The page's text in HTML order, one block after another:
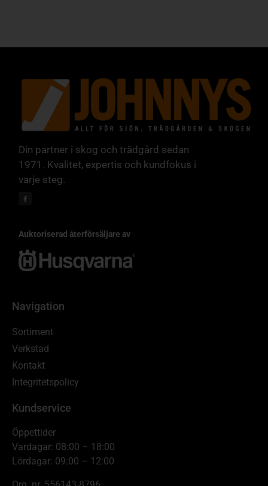
Din partner i skog och trädgård sedan
1971. Kvalitet, expertis och kundfokus i
varje steg.
Auktoriserad återförsäljare av
Navigation
Sortiment
Verkstad
Kontakt
Integritetspolicy
Kundservice
Öppettider
Vardagar: 08:00 – 18:00
Lördagar: 09:00 – 12:00